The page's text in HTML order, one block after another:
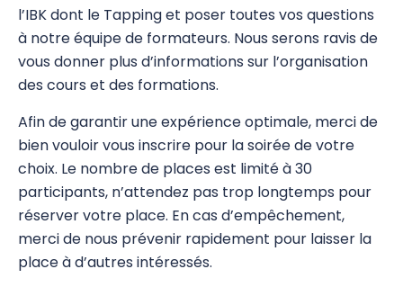
Psychogénéalogie
Analyse Transactionnelle (AT)
l’IBK dont le Tapping et poser toutes vos questions
à notre équipe de formateurs. Nous serons ravis de
vous donner plus d’informations sur l’organisation
des cours et des formations.
Afin de garantir une expérience optimale, merci de
bien vouloir vous inscrire pour la soirée de votre
choix. Le nombre de places est limité à 30
participants, n’attendez pas trop longtemps pour
réserver votre place. En cas d’empêchement,
merci de nous prévenir rapidement pour laisser la
place à d’autres intéressés.